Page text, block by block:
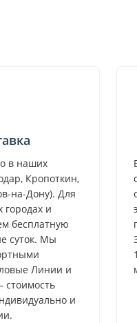
в наших
Кропоткин,
на-Дону). Для
городах и
бесплатную
суток. Мы
Линии и
стоимость
и